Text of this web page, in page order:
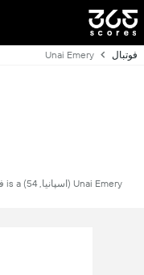
فوتبال Unai Emery